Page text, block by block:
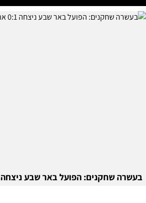
בעשרה שחקנים: הפועל באר שבע ניצחה 0:1 את הכוכב האדום